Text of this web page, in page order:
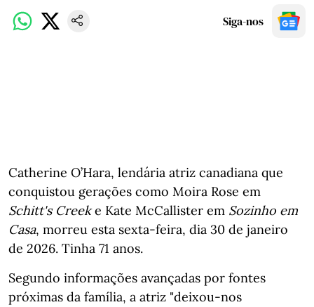
Siga-nos
Catherine O’Hara, lendária atriz canadiana que
conquistou gerações como Moira Rose em
Schitt's Creeke Kate McCallister em Sozinho em
Casa, morreu esta sexta-feira, dia 30 de janeiro
de 2026. Tinha 71 anos.
Segundo informações avançadas por fontes
próximas da família, a atriz "deixou-nos